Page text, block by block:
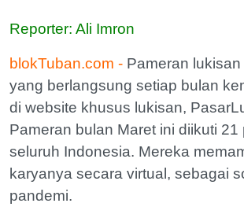
Reporter: Ali Imron
blokTuban.com - Pameran lukisan
yang berlangsung setiap bulan
di website khusus lukisan,
Pameran bulan Maret ini diikuti 21
seluruh Indonesia. Mereka
karyanya secara virtual, sebagai
pandemi.